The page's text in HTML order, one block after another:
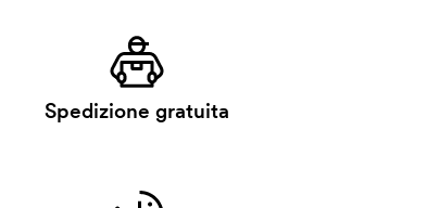
Spedizione gratuita